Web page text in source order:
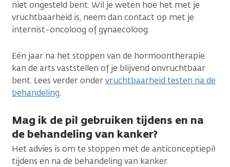
niet ongesteld bent. Wil je weten hoe het met je
vruchtbaarheid is, neem dan contact op met je
internist-oncoloog of gynaecoloog.
Eén jaar na het stoppen van de hormoontherapie
kan de arts vaststellen of je blijvend onvruchtbaar
bent. Lees verder ondervruchtbaarheid testen na de
behandeling.
Mag ik de pil gebruiken tijdens en na
de behandeling van kanker?
Het advies is om te stoppen met de anticonceptiepil
tijdens en na de behandeling van kanker.